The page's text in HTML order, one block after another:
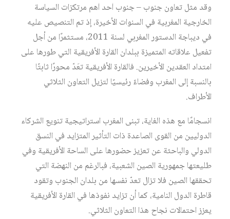
وقد مثل تعاون جنوب – جنوب أحد أهم مرتكزات السياسة
الخارجية المغربية في السنوات الأخيرة، إذ تم التنصيص عليه
في ديباجة الدستور المغربي لسنة 2011، مستثمرًا من أجل
تفعيل علاقاته المتميزة ببلدان القارة الأفريقية التي طورها على
امتداد العقدين الأخيرين. فالقارة الأفريقية تعَدّ محورًا ثابتًا
بالنسبة إلى المغرب وفضاءً رئيسيًا لتزيل التعاون الثلاثي
الأطراف.
انسجامًا مع هذه الغاية، تبنى المغرب استراتيجية تنويع الشركاء
الدوليين من القوى الصاعدة ذات التأثير المتزايد في النسق
الدولي والباحثة عن تعزيز حضورها على الساحة الأفريقية وفي
طليعتها جمهورية الصين الشعبية، فبالرغم من النهضة التي
تحققها الصين فلا تزال تعدّ نفسها من بلدان الجنوب وتقود
قاطرة الدول النامية، كما أن تزايد نفوذها في القارة الأفريقية
يعزز احتمالات نجاح هذا التعاون الثلاثي.